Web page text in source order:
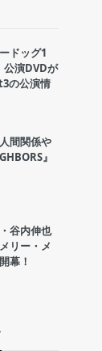
ドッグ1
演DVDが
の公演情
間関係や
』
谷内伸也
リー・メ
幕！